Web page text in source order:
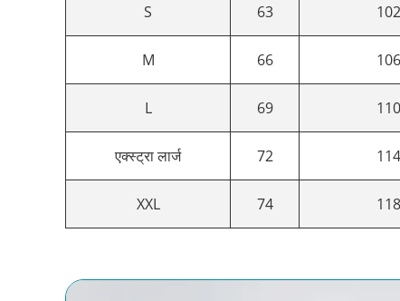
S 63 102
M 66 106
L 69 110
एक्स्ट्रा लार्ज 72 114
XXL 74 118